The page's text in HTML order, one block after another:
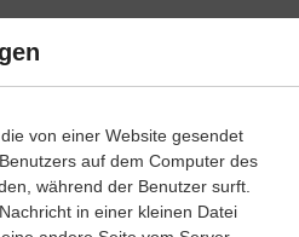
von einer Website gesendet
auf dem Computer des
während der Benutzer surft.
in einer kleinen Datei